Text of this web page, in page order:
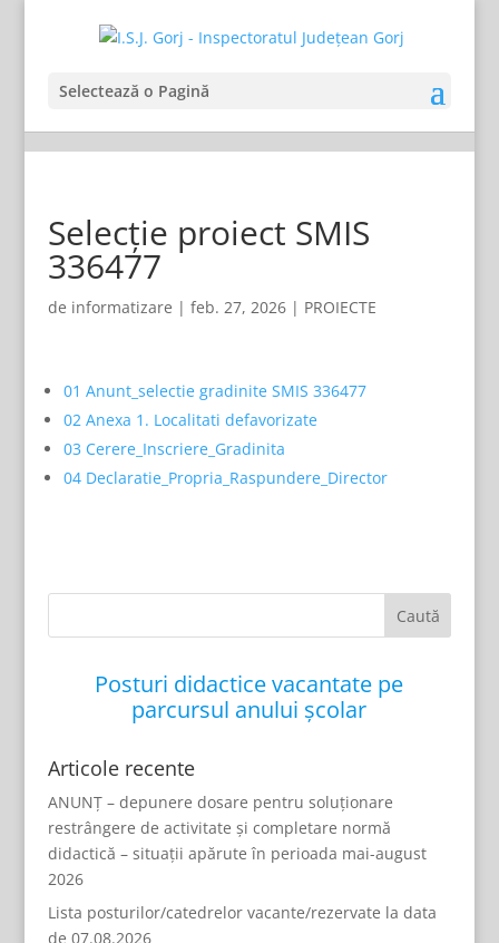
Selectează o Pagină
Selecție proiect SMIS
336477
de informatizare | feb. 27, 2026| PROIECTE
01 Anunt_selectie gradinite SMIS 336477
02 Anexa 1. Localitati defavorizate
03 Cerere_Inscriere_Gradinita
04 Declaratie_Propria_Raspundere_Director
Posturi didactice vacantate pe
parcursul anului școlar
Articole recente
ANUNȚ – depunere dosare pentru soluționare
restrângere de activitate și completare normă
didactică – situații apărute în perioada mai-august
2026
Lista posturilor/catedrelor vacante/rezervate la data
de 07.08.2026